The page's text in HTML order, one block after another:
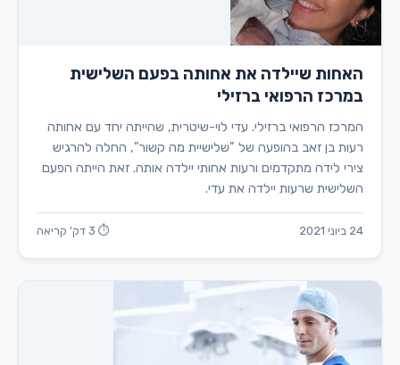
האחות שיילדה את אחותה בפעם השלישית
במרכז הרפואי ברזילי
המרכז הרפואי ברזילי. עדי לוי-שיטרית, שהייתה יחד עם אחותה
רעות בן זאב בהופעה של "שלישיית מה קשור", החלה להרגיש
צירי לידה מתקדמים ורעות אחותי יילדה אותה. זאת הייתה הפעם
השלישית שרעות יילדה את עדי.
24 ביוני 2021 ⏱ 3 דק' קריאה